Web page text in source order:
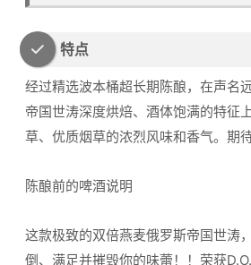
特点
经过精选波本桶超长期陈酿，在声名
帝国世涛深度烘焙、酒体饱满的特征
草、优质烟草的浓烈风味和香气。期待
陈酿前的啤酒说明
这款极致的双倍燕麦俄罗斯帝国世涛
倒、满足并摧毁你的味蕾！！荣获